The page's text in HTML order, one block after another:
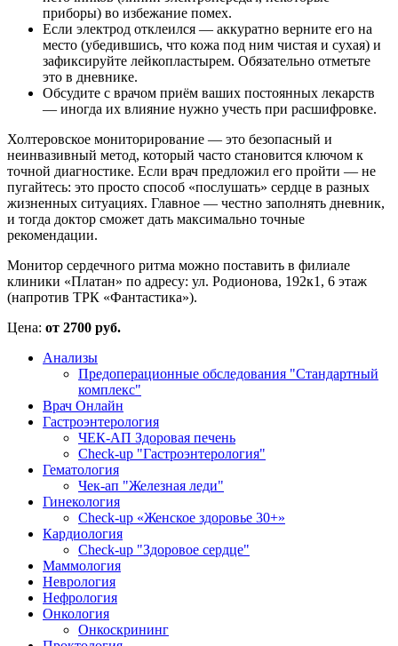
приборы) во избежание помех.
Если электрод отклеился — аккуратно верните его на
место (убедившись, что кожа под ним чистая и сухая) и
зафиксируйте лейкопластырем. Обязательно отметьте
это в дневнике.
Обсудите с врачом приём ваших постоянных лекарств
— иногда их влияние нужно учесть при расшифровке.
Холтеровское мониторирование — это безопасный и
неинвазивный метод, который часто становится ключом к
точной диагностике. Если врач предложил его пройти — не
пугайтесь: это просто способ «послушать» сердце в разных
жизненных ситуациях. Главное — честно заполнять дневник,
и тогда доктор сможет дать максимально точные
рекомендации.
Монитор сердечного ритма можно поставить в филиале
клиники «Платан» по адресу: ул. Родионова, 192к1, 6 этаж
(напротив ТРК «Фантастика»).
Цена: от 2700 руб.
Анализы
Предоперационные обследования "Стандартный
комплекс"
Врач Онлайн
Гастроэнтерология
ЧЕК-АП Здоровая печень
Check-up "Гастроэнтерология"
Гематология
Чек-ап "Железная леди"
Гинекология
Check-up «Женское здоровье 30+»
Кардиология
Check-up "Здоровое сердце"
Маммология
Неврология
Нефрология
Онкология
Онкоскрининг